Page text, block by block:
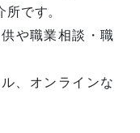
です。
や職業相談・職
、オンラインな